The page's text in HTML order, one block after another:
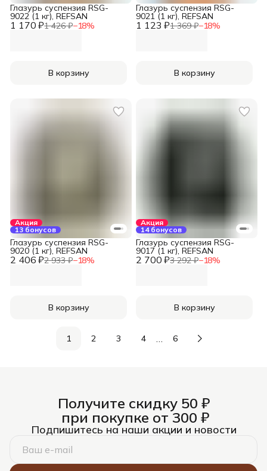
1 170 ₽1 426 ₽−18%
Глазурь суспензия RSG-
9022 (1 кг), REFSAN
В корзину
1 123 ₽1 369 ₽−18%
Глазурь суспензия RSG-
9021 (1 кг), REFSAN
В корзину
Акция
13 бонусов
2 406 ₽2 933 ₽−18%
Глазурь суспензия RSG-
9020 (1 кг), REFSAN
В корзину
Акция
14 бонусов
2 700 ₽3 292 ₽−18%
Глазурь суспензия RSG-
9017 (1 кг), REFSAN
В корзину
1 2 3 4 6
Получите скидку 50 ₽
при покупке от 300 ₽
Подпишитесь на наши акции и новости